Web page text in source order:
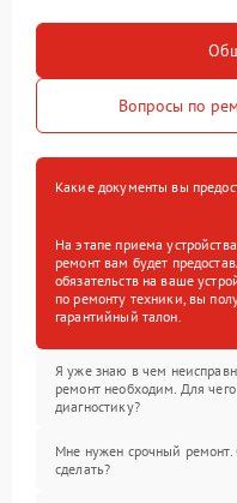
Вопросы по
Какие документы вы
На этапе приема
ремонт вам будет
обязательств на ваше
по ремонту техники, вы
гарантийный талон.
Я уже знаю в чем
ремонт необходим. Для
диагностику?
Мне нужен срочный
сделать?